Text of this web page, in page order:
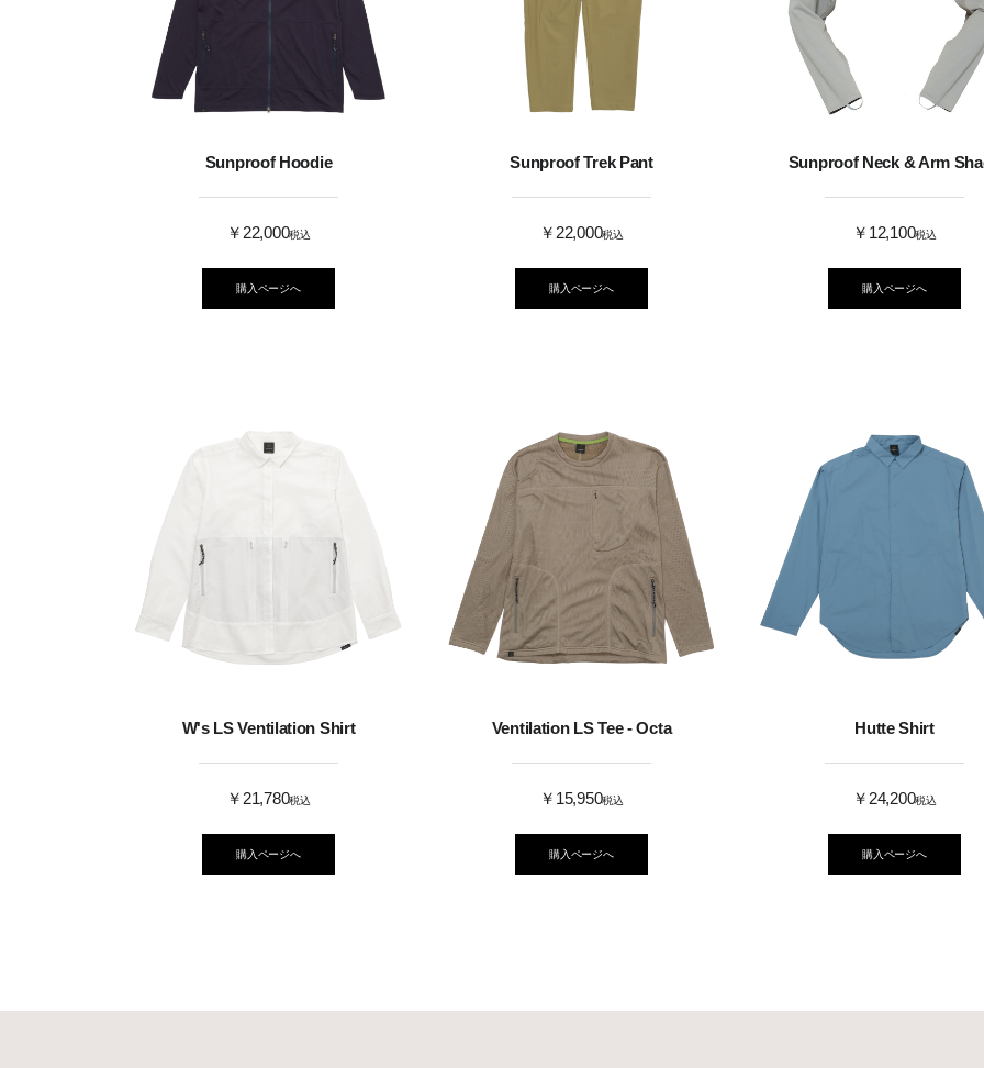
Sunproof Hoodie
￥22,000税込
購入ページへ
Sunproof Trek Pant
￥22,000税込
購入ページへ
Sunproof Neck & Arm
￥12,100税込
購入ページへ
W's LS Ventilation Shirt
￥21,780税込
購入ページへ
Ventilation LS Tee - Octa
￥15,950税込
購入ページへ
Hutte Shirt
￥24,200税込
購入ページへ